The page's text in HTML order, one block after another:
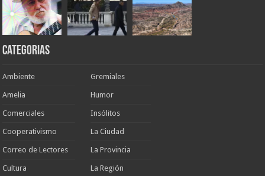
Categorias
Ambiente
Amelia
Comerciales
Cooperativismo
Correo de Lectores
Cultura
Gremiales
Humor
Insólitos
La Ciudad
La Provincia
La Región